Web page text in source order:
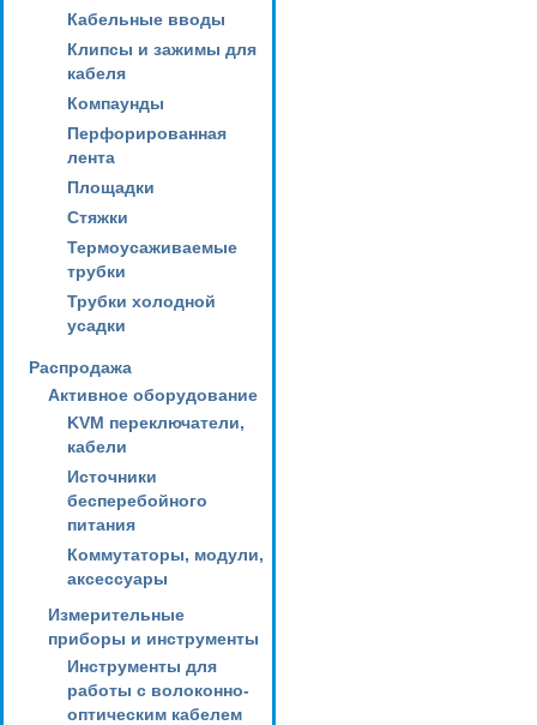
Кабельные вводы
Клипсы и зажимы для
кабеля
Компаунды
Перфорированная
лента
Площадки
Стяжки
Термоусаживаемые
трубки
Трубки холодной
усадки
Распродажа
Активное оборудование
KVM переключатели,
кабели
Источники
бесперебойного
питания
Коммутаторы, модули,
аксессуары
Измерительные
приборы и инструменты
Инструменты для
работы с волоконно-
оптическим кабелем